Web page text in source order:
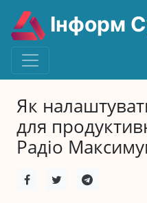
Інформ
Як
для
Радіо